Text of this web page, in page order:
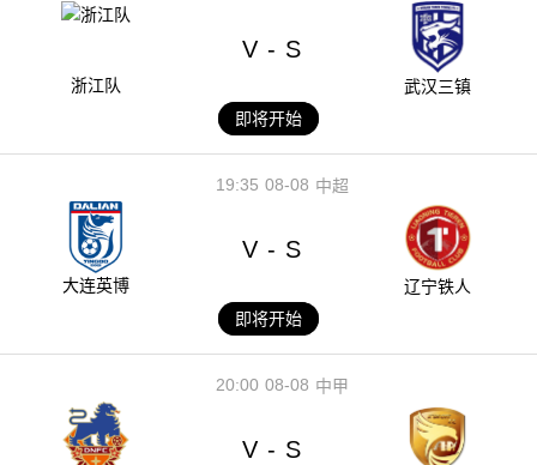
浙江队
V - S
武汉三镇
即将开始
08-08
19:35 中超
大连英博
V - S
辽宁铁人
即将开始
08-08
20:00 中甲
V - S